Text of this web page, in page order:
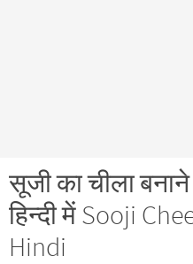
सूजी का चीला
हिन्दी में Sooji
Hindi